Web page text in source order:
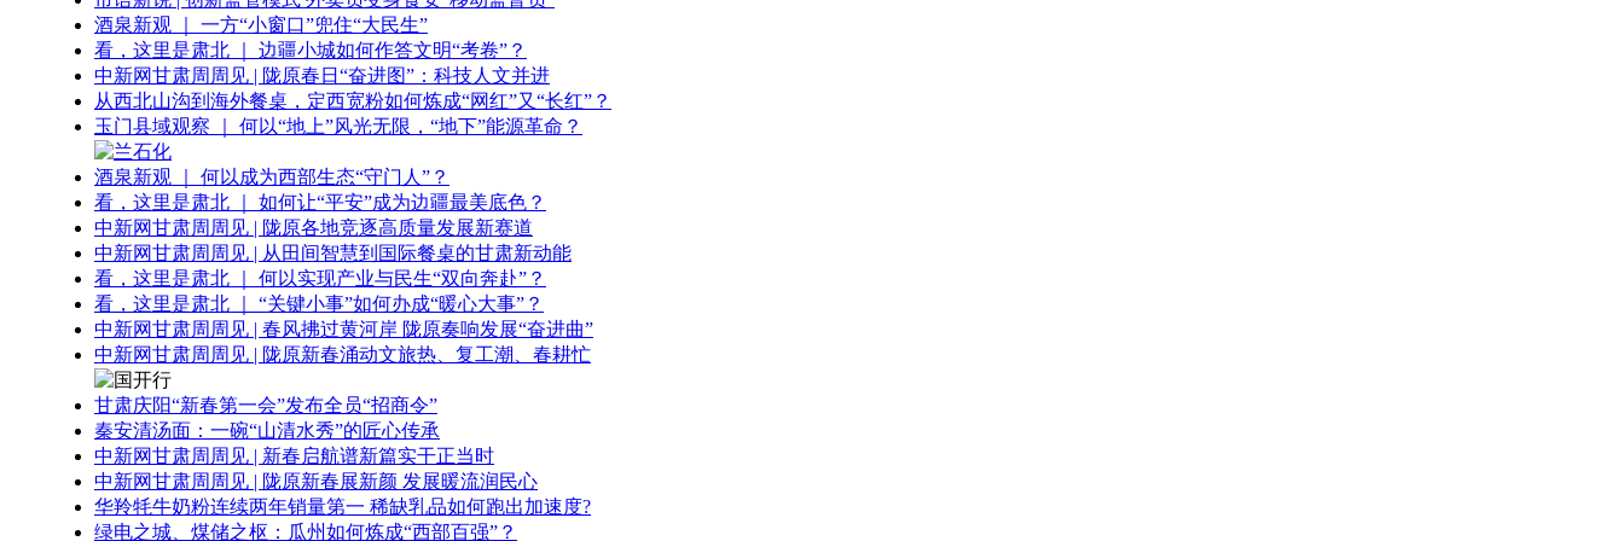
酒泉新观 ｜ 一方“小窗口”兜住“大民生”
看，这里是肃北 ｜ 边疆小城如何作答文明“考卷”？
中新网甘肃周周见 | 陇原春日“奋进图”：科技人文并进
从西北山沟到海外餐桌，定西宽粉如何炼成“网红”又“长红”？
玉门县域观察 ｜ 何以“地上”风光无限，“地下”能源革命？
酒泉新观 ｜ 何以成为西部生态“守门人”？
看，这里是肃北 ｜ 如何让“平安”成为边疆最美底色？
中新网甘肃周周见 | 陇原各地竞逐高质量发展新赛道
中新网甘肃周周见 | 从田间智慧到国际餐桌的甘肃新动能
看，这里是肃北 ｜ 何以实现产业与民生“双向奔赴”？
看，这里是肃北 ｜ “关键小事”如何办成“暖心大事”？
中新网甘肃周周见 | 春风拂过黄河岸 陇原奏响发展“奋进曲”
中新网甘肃周周见 | 陇原新春涌动文旅热、复工潮、春耕忙
甘肃庆阳“新春第一会”发布全员“招商令”
秦安清汤面：一碗“山清水秀”的匠心传承
中新网甘肃周周见 | 新春启航谱新篇实干正当时
中新网甘肃周周见 | 陇原新春展新颜 发展暖流润民心
华羚牦牛奶粉连续两年销量第一 稀缺乳品如何跑出加速度?
绿电之城、煤储之枢：瓜州如何炼成“西部百强”？